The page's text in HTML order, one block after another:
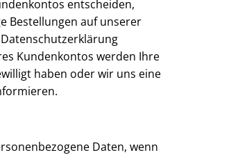
entscheiden,
Bestellungen auf unserer
Kundenkontos werden Ihre
haben oder wir uns eine
Daten, wenn